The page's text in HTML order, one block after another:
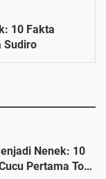
10 Fakta
Sudiro
Nenek: 10
Pertama Tora